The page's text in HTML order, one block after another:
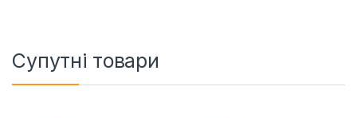
Супутні товари